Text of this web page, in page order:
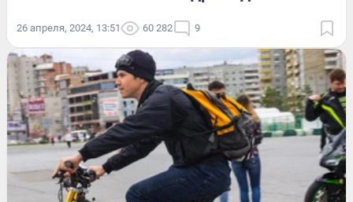
26 апреля, 2024, 13:51 60 282 9